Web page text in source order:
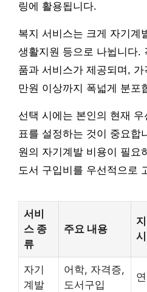
링에 활용됩니다.
복지 서비스는 크게 자기계
생활지원 등으로 나뉩니다.
품과 서비스가 제공되며,
만원 이상까지 폭넓게 분포
선택 시에는 본인의 현재
표를 설정하는 것이 중요합
원의 자기계발 비용이 필요
도서 구입비를 우선적으로
서비
스 종
류
주요 내용
자기
계발
어학, 자격증,
도서구입